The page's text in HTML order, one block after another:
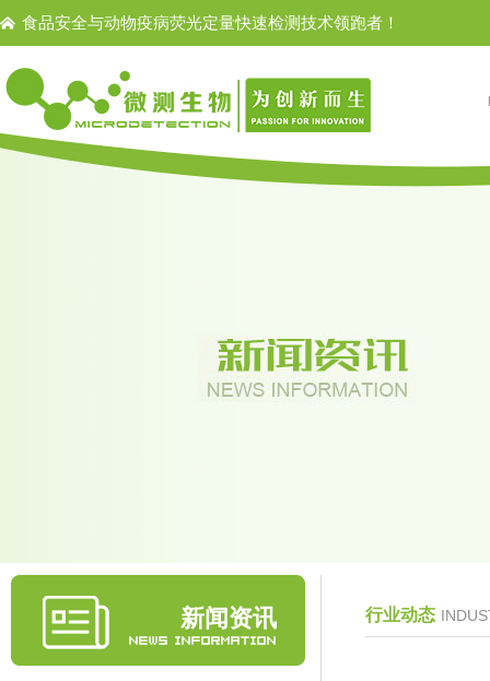
食品安全与动物疫病荧光定量快速检测技术领跑者！
新闻资讯 行业动态